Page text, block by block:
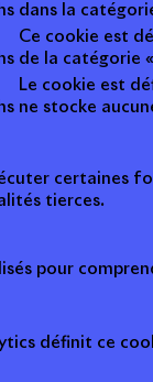
dans la
Ce cookie est
de la catégorie
Le cookie est
ne stocke
certaines
tierces.
pour
définit ce